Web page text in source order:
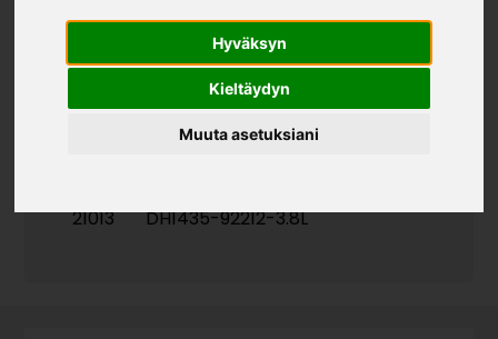
Hyväksyn
Kieltäydyn
Muuta asetuksiani
21013
DH1435-92212-3.8L